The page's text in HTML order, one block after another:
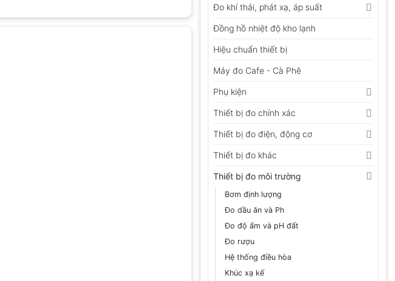
Đo khí thải, phát xạ, áp suất
Đồng hồ nhiệt độ kho lạnh
Hiệu chuẩn thiết bị
Máy đo Cafe - Cà Phê
Phụ kiện
Thiết bị đo chính xác
Thiết bị đo điện, động cơ
Thiết bị đo khác
Thiết bị đo môi trường
Bơm định lượng
Đo dầu ăn và Ph
Đo độ ẩm và pH đất
Đo rượu
Hệ thống điều hòa
Khúc xạ kế